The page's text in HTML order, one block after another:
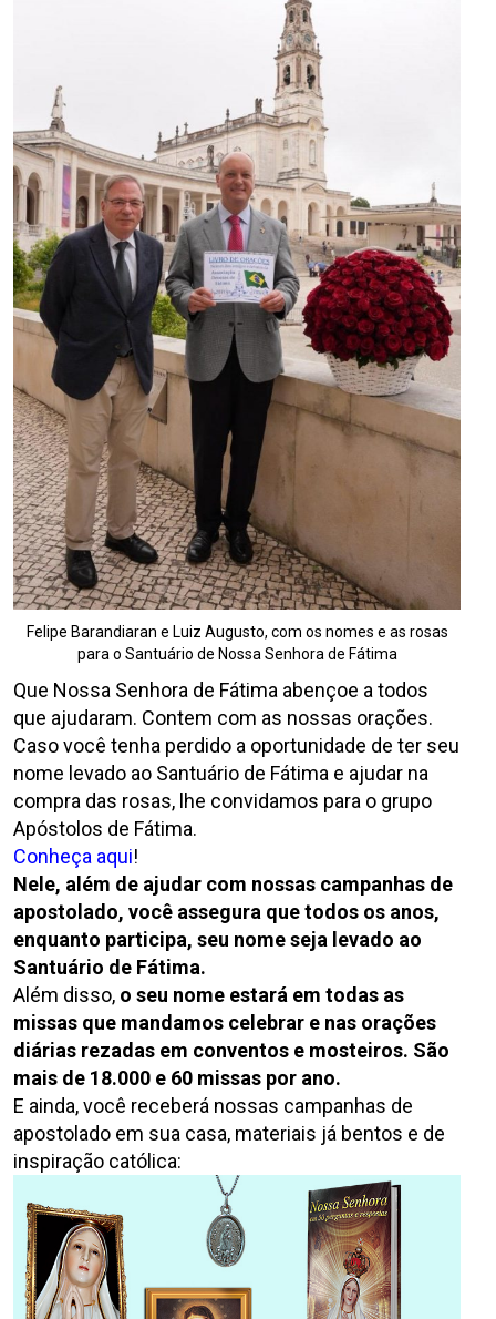
Felipe Barandiaran e Luiz Augusto, com os nomes e as rosas
para o Santuário de Nossa Senhora de Fátima
Que Nossa Senhora de Fátima abençoe a todos
que ajudaram. Contem com as nossas orações.
Caso você tenha perdido a oportunidade de ter seu
nome levado ao Santuário de Fátima e ajudar na
compra das rosas, lhe convidamos para o grupo
Apóstolos de Fátima.
Conheça aqui!
Nele, além de ajudar com nossas campanhas de
apostolado, você assegura que todos os anos,
enquanto participa, seu nome seja levado ao
Santuário de Fátima.
Além disso, o seu nome estará em todas as
missas que mandamos celebrar e nas orações
diárias rezadas em conventos e mosteiros. São
mais de 18.000 e 60 missas por ano.
E ainda, você receberá nossas campanhas de
apostolado em sua casa, materiais já bentos e de
inspiração católica: